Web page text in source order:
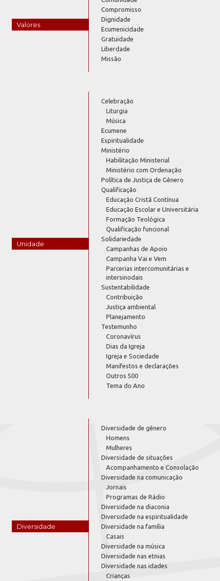
Valores
Compromisso
Dignidade
Ecumenicidade
Gratuidade
Liberdade
Missão
Unidade
Celebração
Liturgia
Música
Ecumene
Espiritualidade
Ministério
Habilitação Ministerial
Ministério com Ordenação
Política de Justiça de Gênero
Qualificação
Educação Cristã Contínua
Educação Escolar e Universitária
Formação Teológica
Qualificação funcional
Solidariedade
Campanhas de Apoio
Campanha Vai e Vem
Parcerias intercomunitárias e
intersinodais
Sustentabilidade
Contribuição
Justiça ambiental
Planejamento
Testemunho
Coronavírus
Dias da Igreja
Igreja e Sociedade
Manifestos e declarações
Outros 500
Tema do Ano
Diversidade
Diversidade de gênero
Homens
Mulheres
Diversidade de situações
Acompanhamento e Consolação
Diversidade na comunicação
Jornais
Programas de Rádio
Diversidade na diaconia
Diversidade na espiritualidade
Diversidade na família
Casais
Diversidade na música
Diversidade nas etnias
Diversidade nas idades
Crianças